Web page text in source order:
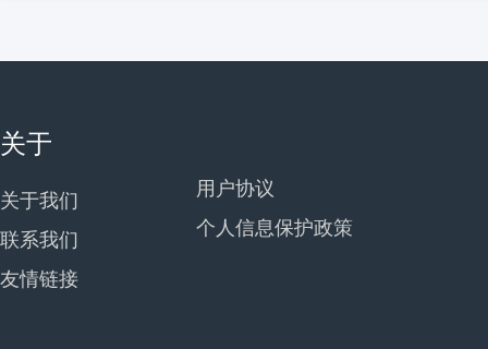
关于
关于我们
联系我们
友情链接
用户协议
个人信息保护政策